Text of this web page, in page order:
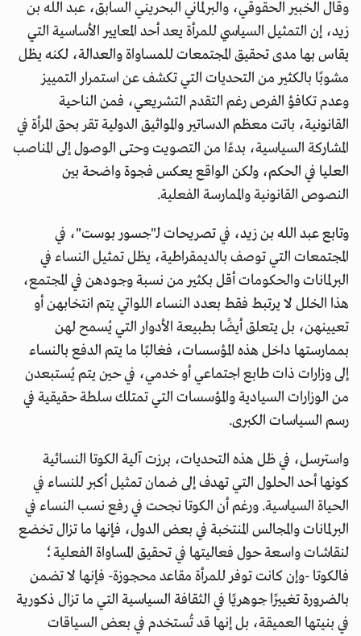
وقال الخبير الحقوقي، والبرلماني البحريني السابق، عبد الله بن
زيد، إن التمثيل السياسي للمرأة يعد أحد المعايير الأساسية التي
يقاس بها مدى تحقيق المجتمعات للمساواة والعدالة، لكنه يظل
مشوبًا بالكثير من التحديات التي تكشف عن استمرار التمييز
وعدم تكافؤ الفرص رغم التقدم التشريعي، فمن الناحية
القانونية، باتت معظم الدساتير والمواثيق الدولية تقر بحق المرأة في
المشاركة السياسية، بدءًا من التصويت وحتى الوصول إلى المناصب
العليا في الحكم، ولكن الواقع يعكس فجوة واضحة بين
النصوص القانونية والممارسة الفعلية.
وتابع عبد الله بن زيد، في تصريحات لـ"جسور بوست"، في
المجتمعات التي توصف بالديمقراطية، يظل تمثيل النساء في
البرلمانات والحكومات أقل بكثير من نسبة وجودهن في المجتمع،
هذا الخلل لا يرتبط فقط بعدد النساء اللواتي يتم انتخابهن أو
تعيينهن، بل يتعلق أيضًا بطبيعة الأدوار التي يُسمح لهن
بممارستها داخل هذه المؤسسات، فغالبًا ما يتم الدفع بالنساء
إلى وزارات ذات طابع اجتماعي أو خدمي، في حين يتم يُستبعدن
من الوزارات السيادية والمؤسسات التي تمتلك سلطة حقيقية في
رسم السياسات الكبرى.
واسترسل، في ظل هذه التحديات، برزت آلية الكوتا النسائية
كونها أحد الحلول التي تهدف إلى ضمان تمثيل أكبر للنساء في
الحياة السياسية. ورغم أن الكوتا نجحت في رفع نسب النساء في
البرلمانات والمجالس المنتخبة في بعض الدول، فإنها ما تزال تخضع
لنقاشات واسعة حول فعاليتها في تحقيق المساواة الفعلية؛
فالكوتا -وإن كانت توفر للمرأة مقاعد محجوزة- فإنها لا تضمن
بالضرورة تغييرًا جوهريًا في الثقافة السياسية التي ما تزال ذكورية
في بنيتها العميقة، بل إنها قد تُستخدم في بعض السياقات